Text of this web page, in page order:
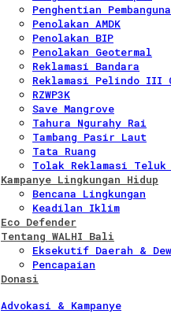
Penghentian
Penolakan AMDK
Penolakan BIP
Penolakan Geotermal
Reklamasi Bandara
Reklamasi Pelindo III
RZWP3K
Save Mangrove
Tahura Ngurahy Rai
Tambang Pasir Laut
Tata Ruang
Tolak Reklamasi Teluk
Kampanye Lingkungan Hidup
Bencana Lingkungan
Keadilan Iklim
Eco Defender
Tentang WALHI Bali
Eksekutif Daerah &
Pencapaian
Donasi
Advokasi & Kampanye